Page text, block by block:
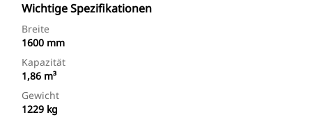
Wichtige Spezifikationen
Breite
1600 mm
Kapazität
1,86 m³
Gewicht
1229 kg